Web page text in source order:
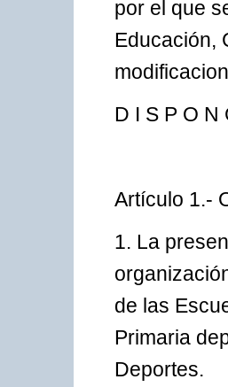
por el que
Educación,
D I S P O N
Artículo 1.-
1. La
de las
Primaria
Deportes.